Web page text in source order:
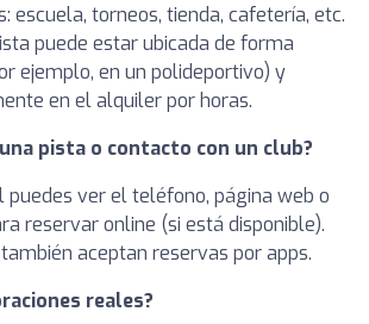
escuela, torneos, tienda, cafetería, etc.
puede estar ubicada de forma
ejemplo, en un polideportivo) y
en el alquiler por horas.
pista o contacto con un club?
puedes ver el teléfono, página web o
reservar online (si está disponible).
aceptan reservas por apps.
reales?